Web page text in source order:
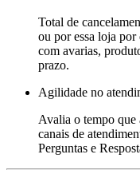
Total de
ou por essa loja
com avarias,
prazo.
Agilidade no
Avalia o tempo que
canais de
Perguntas e